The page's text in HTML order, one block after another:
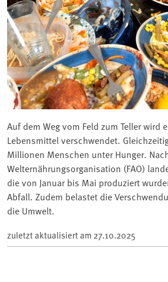
Auf dem Weg vom Feld zum Teller wird
Lebensmittel verschwendet.
Millionen Menschen unter Hunger.
Welternährungsorganisation (FAO)
die von Januar bis Mai produziert
Abfall. Zudem belastet die
die Umwelt.
zuletzt aktualisiert am 27.10.2025